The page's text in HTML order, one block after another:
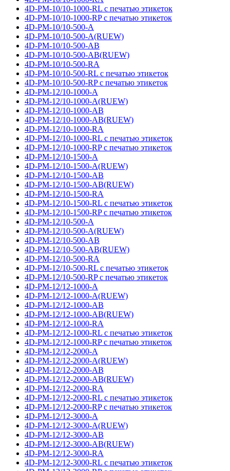
4D-PM-10/10-1000-RL с печатью этикеток
4D-PM-10/10-1000-RP с печатью этикеток
4D-PM-10/10-500-A
4D-PM-10/10-500-A(RUEW)
4D-PM-10/10-500-AB
4D-PM-10/10-500-AB(RUEW)
4D-PM-10/10-500-RA
4D-PM-10/10-500-RL с печатью этикеток
4D-PM-10/10-500-RP с печатью этикеток
4D-PM-12/10-1000-A
4D-PM-12/10-1000-A(RUEW)
4D-PM-12/10-1000-AB
4D-PM-12/10-1000-AB(RUEW)
4D-PM-12/10-1000-RA
4D-PM-12/10-1000-RL с печатью этикеток
4D-PM-12/10-1000-RP с печатью этикеток
4D-PM-12/10-1500-A
4D-PM-12/10-1500-A(RUEW)
4D-PM-12/10-1500-AB
4D-PM-12/10-1500-AB(RUEW)
4D-PM-12/10-1500-RA
4D-PM-12/10-1500-RL с печатью этикеток
4D-PM-12/10-1500-RP с печатью этикеток
4D-PM-12/10-500-A
4D-PM-12/10-500-A(RUEW)
4D-PM-12/10-500-AB
4D-PM-12/10-500-AB(RUEW)
4D-PM-12/10-500-RA
4D-PM-12/10-500-RL с печатью этикеток
4D-PM-12/10-500-RP с печатью этикеток
4D-PM-12/12-1000-A
4D-PM-12/12-1000-A(RUEW)
4D-PM-12/12-1000-AB
4D-PM-12/12-1000-AB(RUEW)
4D-PM-12/12-1000-RA
4D-PM-12/12-1000-RL с печатью этикеток
4D-PM-12/12-1000-RP с печатью этикеток
4D-PM-12/12-2000-A
4D-PM-12/12-2000-A(RUEW)
4D-PM-12/12-2000-AB
4D-PM-12/12-2000-AB(RUEW)
4D-PM-12/12-2000-RA
4D-PM-12/12-2000-RL с печатью этикеток
4D-PM-12/12-2000-RP с печатью этикеток
4D-PM-12/12-3000-A
4D-PM-12/12-3000-A(RUEW)
4D-PM-12/12-3000-AB
4D-PM-12/12-3000-AB(RUEW)
4D-PM-12/12-3000-RA
4D-PM-12/12-3000-RL с печатью этикеток